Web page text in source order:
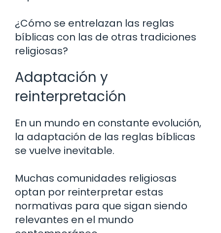
¿Cómo se entrelazan las reglas
bíblicas con las de otras tradiciones
religiosas?
Adaptación y
reinterpretación
En un mundo en constante evolución,
la adaptación de las reglas bíblicas
se vuelve inevitable.
Muchas comunidades religiosas
optan por reinterpretar estas
normativas para que sigan siendo
relevantes en el mundo